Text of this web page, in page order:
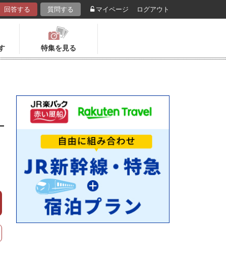
回答する 質問する マイページ ログアウト
特集を見る